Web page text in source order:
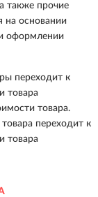
также прочие
на основании
оформлении
переходит к
товара
товара.
переходит к
товара